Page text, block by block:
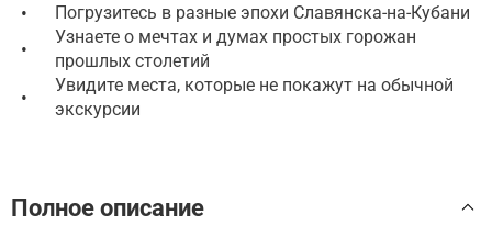
• Погрузитесь в разные эпохи Славянска-на-Кубани
•
Узнаете о мечтах и думах простых горожан
прошлых столетий
•
Увидите места, которые не покажут на обычной
экскурсии
Полное описание